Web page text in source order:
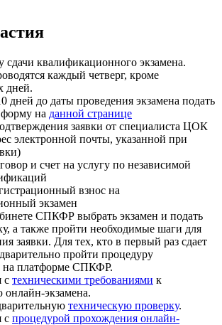
сдачи квалификационного экзамена.
каждый четверг, кроме
дней.
дней до даты проведения экзамена подать
форму на данной странице
заявки от специалиста ЦОК
электронной почты, указанной при
и счет на услугу по независимой
взнос на
экзамен
СПКФР выбрать экзамен и подать
а также пройти необходимые шаги для
заявки. Для тех, кто в первый раз сдает
пройти процедуру
на платформе СПКФР.
с техническими требованиями к
онлайн-экзамена.
техническую проверку.
с процедурой прохождения онлайн-